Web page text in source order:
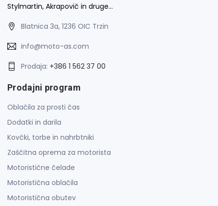
Stylmartin, Akrapovič in druge…
Blatnica 3a, 1236 OIC Trzin
info@moto-as.com
Prodaja: +386 1 562 37 00
Prodajni program
Oblačila za prosti čas
Dodatki in darila
Kovčki, torbe in nahrbtniki
Zaščitna oprema za motorista
Motoristične čelade
Motoristična oblačila
Motoristična obutev